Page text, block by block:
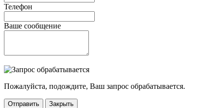
Телефон
Ваше сообщение
Пожалуйста, подождите, Ваш запрос обрабатывается.
Отправить
Закрыть